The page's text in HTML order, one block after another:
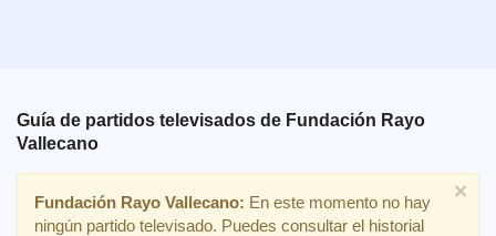
Guía de partidos televisados de Fundación Rayo
Vallecano
×
Fundación Rayo Vallecano: En este momento no hay
ningún partido televisado. Puedes consultar el historial
Noticias